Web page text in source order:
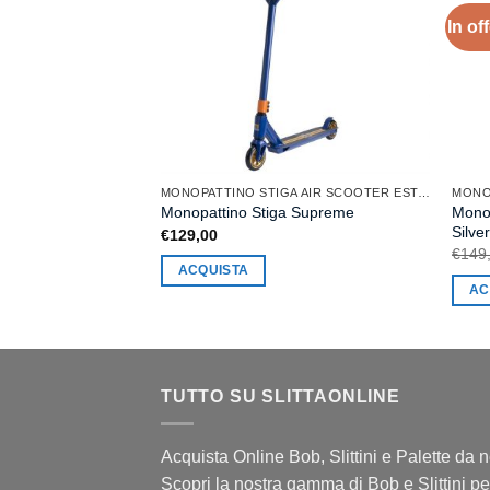
MONOPATTINO STIGA AIR SCOOTER ESTATE
Monopattino Stiga Supreme
€129,00
ACQUISTA
In
€
TUTTO SU SLITTAONLINE
Acquista Online Bob, Slittini e Palette da
Scopri la nostra gamma di Bob e Slittini